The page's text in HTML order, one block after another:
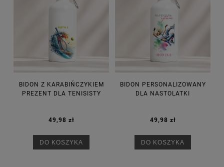
BIDON Z KARABIŃCZYKIEM
PREZENT DLA TENISISTY
49,98 zł
DO KOSZYKA
BIDON PERSONALIZOWANY
DLA NASTOLATKI
49,98 zł
DO KOSZYKA